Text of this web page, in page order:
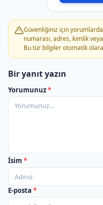
PTT Kargo Tunceli
Güvenliğiniz için
numarası, adres, kimlik
Bu tür bilgiler otomatik
Bir yanıt yazın
Yorumunuz*
İsim *
E-posta *